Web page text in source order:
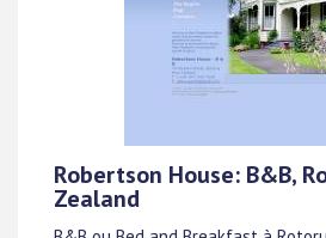
Robertson House: B&B,
Zealand